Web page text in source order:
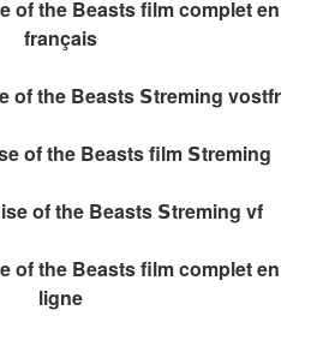
of the Beasts film complet en
français
of the Beasts 𝗦treming vostfr
of the Beasts film 𝗦treming
of the Beasts 𝗦treming vf
of the Beasts film complet en
ligne